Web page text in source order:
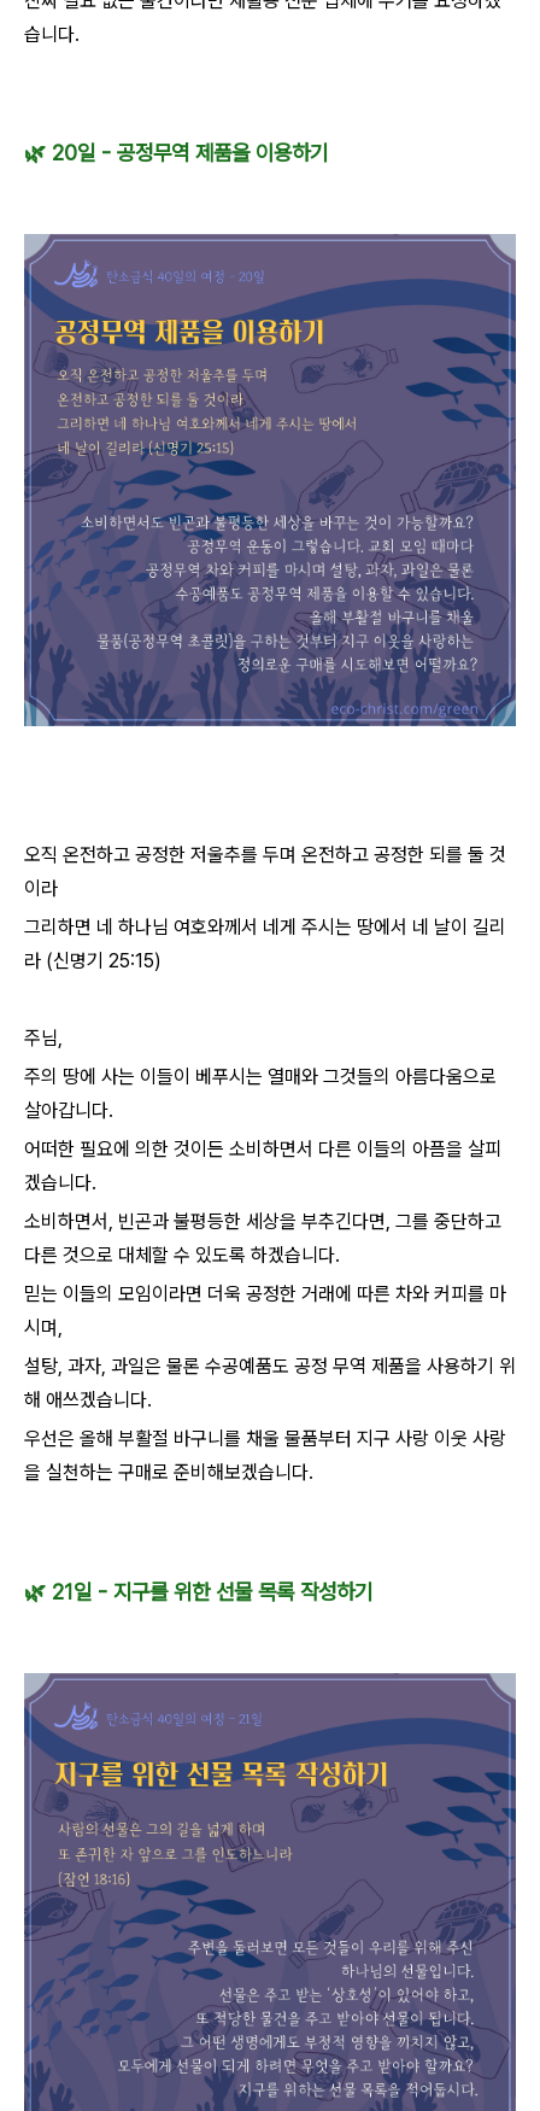
습니다.
🌿 20일 - 공정무역 제품을 이용하기
오직 온전하고 공정한 저울추를 두며 온전하고 공정한 되를 둘 것
이라
그리하면 네 하나님 여호와께서 네게 주시는 땅에서 네 날이 길리
라 (신명기 25:15)
주님,
주의 땅에 사는 이들이 베푸시는 열매와 그것들의 아름다움으로
살아갑니다.
어떠한 필요에 의한 것이든 소비하면서 다른 이들의 아픔을 살피
겠습니다.
소비하면서, 빈곤과 불평등한 세상을 부추긴다면, 그를 중단하고
다른 것으로 대체할 수 있도록 하겠습니다.
믿는 이들의 모임이라면 더욱 공정한 거래에 따른 차와 커피를 마
시며,
설탕, 과자, 과일은 물론 수공예품도 공정 무역 제품을 사용하기 위
해 애쓰겠습니다.
우선은 올해 부활절 바구니를 채울 물품부터 지구 사랑 이웃 사랑
을 실천하는 구매로 준비해보겠습니다.
🌿 21일 - 지구를 위한 선물 목록 작성하기